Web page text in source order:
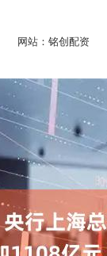
网站：铭创配资